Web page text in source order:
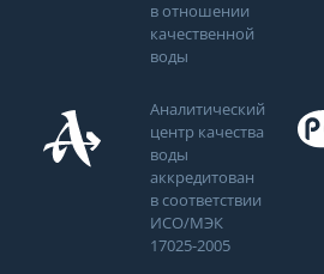
в отношении
качественной
воды
Аналитический
центр качества
воды
аккредитован
в соответствии
ИСО/МЭК
17025-2005